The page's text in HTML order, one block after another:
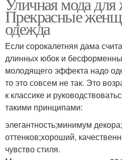
Прекрасные
одежда
Если сорокалетняя дама
длинных юбок и
молодящего эффекта надо
то это совсем не так. Это
к классике и
такими принципами:
элегантность;минимум
оттенков;хороший,
чувство стиля.